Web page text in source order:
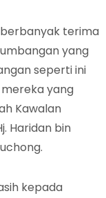
terima
yang
seperti ini
yang
Kawalan
Haridan bin
kepada